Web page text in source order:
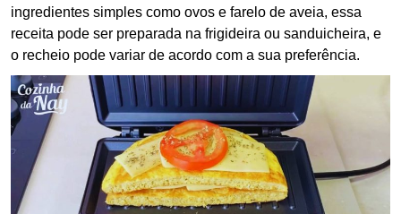
ingredientes simples como ovos e farelo de aveia, essa
receita pode ser preparada na frigideira ou sanduicheira, e
o recheio pode variar de acordo com a sua preferência.